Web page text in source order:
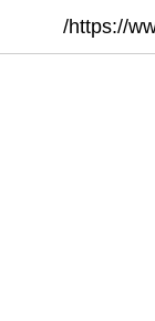
https://